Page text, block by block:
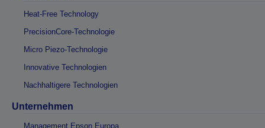
Heat-Free Technology
PrecisionCore-Technologie
Micro Piezo-Technologie
Innovative Technologien
Nachhaltigere Technologien
Unternehmen
Management Epson Europa